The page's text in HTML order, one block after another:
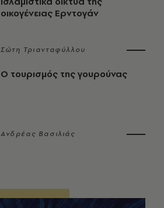
οικογένειας Ερντογάν
Σώτη Τριανταφύλλου
Ο τουρισμός της γουρούνας
Ανδρέας Βασιλιάς